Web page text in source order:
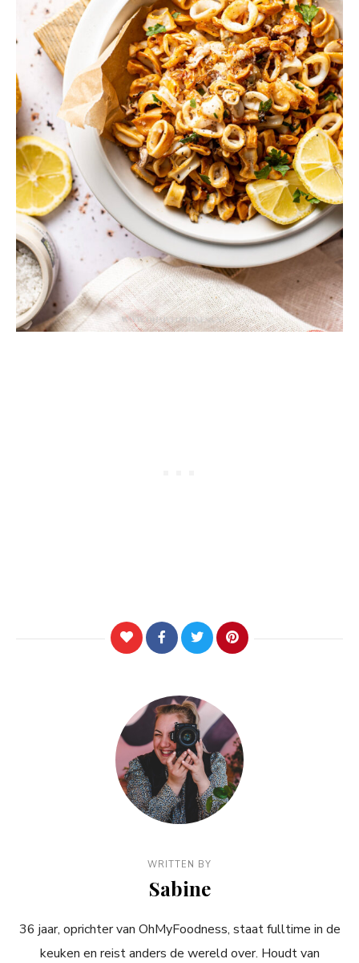
WRITTEN BY
Sabine
36 jaar, oprichter van OhMyFoodness, staat fulltime in de
keuken en reist anders de wereld over. Houdt van